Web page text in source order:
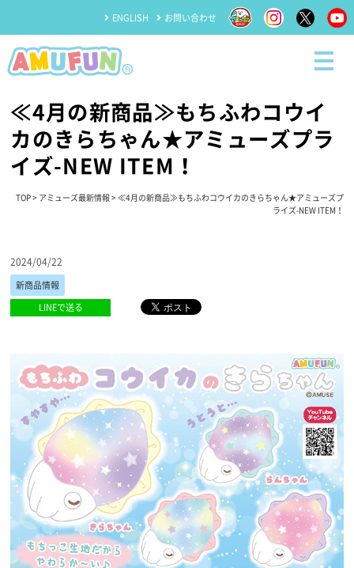
ENGLISH お問い合わせ
≪4月の新商品≫もちふわコウイ
カのきらちゃん★アミューズプラ
イズ-NEW ITEM！
TOP> アミューズ最新情報> ≪4月の新商品≫もちふわコウイカのきらちゃん★アミューズプ
ライズ-NEW ITEM！
2024/04/22
新商品情報
LINEで送る